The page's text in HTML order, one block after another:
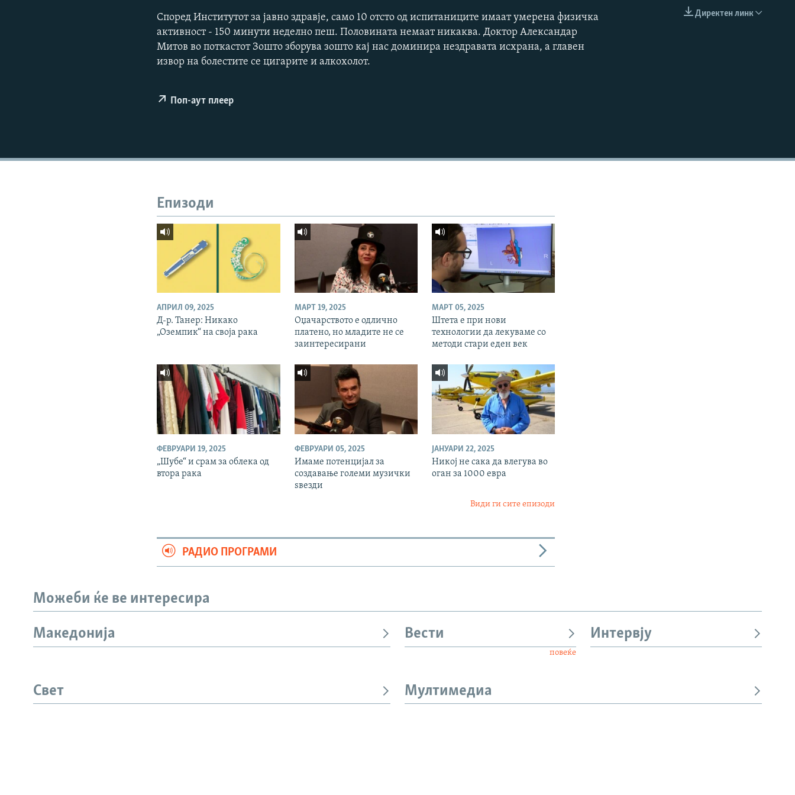
СЛЕДЕТЕ НЕ
РСЕ веб страници
Опис EMBED
Директен линк
Според Институтот за јавно здравје, само 10 отсто од испитаниците имаат умерена физичка
активност - 150 минути неделно пеш. Половината немаат никаква. Доктор Александар
Митов во поткастот Зошто зборува зошто кај нас доминира нездравата исхрана, а главен
извор на болестите се цигарите и алкохолот.
Поп-аут плеер
Епизоди
АПРИЛ 09, 2025
Д-р. Танер: Никако
„Оземпик“ на своја рака
МАРТ 19, 2025
Оџачарството е одлично
платено, но младите не се
заинтересирани
МАРТ 05, 2025
Штета е при нови
технологии да лекуваме со
методи стари еден век
ФЕВРУАРИ 19, 2025
„Шубе“ и срам за облека од
втора рака
ФЕВРУАРИ 05, 2025
Имаме потенцијал за
создавање големи музички
ѕвезди
ЈАНУАРИ 22, 2025
Никој не сака да влегува во
оган за 1000 евра
Види ги сите епизоди
РАДИО ПРОГРАМИ
Можеби ќе ве интересира
Македонија Вести
повеќе
Интервју
Свет Мултимедиа